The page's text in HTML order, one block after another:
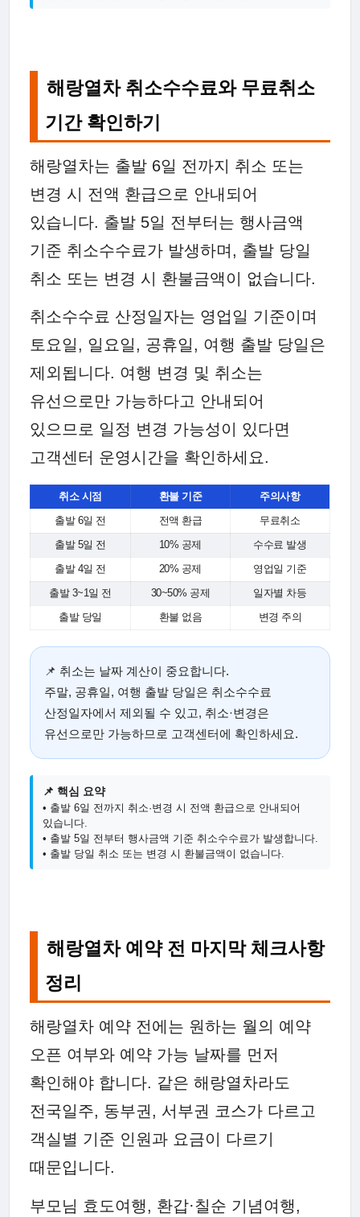
해랑열차 취소수수료와 무료취소
기간 확인하기
해랑열차는 출발 6일 전까지 취소 또는
변경 시 전액 환급으로 안내되어
있습니다. 출발 5일 전부터는 행사금액
기준 취소수수료가 발생하며, 출발 당일
취소 또는 변경 시 환불금액이 없습니다.
취소수수료 산정일자는 영업일 기준이며
토요일, 일요일, 공휴일, 여행 출발 당일은
제외됩니다. 여행 변경 및 취소는
유선으로만 가능하다고 안내되어
있으므로 일정 변경 가능성이 있다면
고객센터 운영시간을 확인하세요.
취소 시점 환불 기준 주의사항
출발 6일 전 전액 환급 무료취소
출발 5일 전 10% 공제 수수료 발생
출발 4일 전 20% 공제 영업일 기준
출발 3~1일 전 30~50% 공제 일자별 차등
출발 당일 환불 없음 변경 주의
📌 취소는 날짜 계산이 중요합니다.
주말, 공휴일, 여행 출발 당일은 취소수수료
산정일자에서 제외될 수 있고, 취소·변경은
유선으로만 가능하므로 고객센터에 확인하세요.
📌 핵심 요약
• 출발 6일 전까지 취소·변경 시 전액 환급으로 안내되어
있습니다.
• 출발 5일 전부터 행사금액 기준 취소수수료가 발생합니다.
• 출발 당일 취소 또는 변경 시 환불금액이 없습니다.
해랑열차 예약 전 마지막 체크사항
정리
해랑열차 예약 전에는 원하는 월의 예약
오픈 여부와 예약 가능 날짜를 먼저
확인해야 합니다. 같은 해랑열차라도
전국일주, 동부권, 서부권 코스가 다르고
객실별 기준 인원과 요금이 다르기
때문입니다.
부모님 효도여행, 환갑·칠순 기념여행,